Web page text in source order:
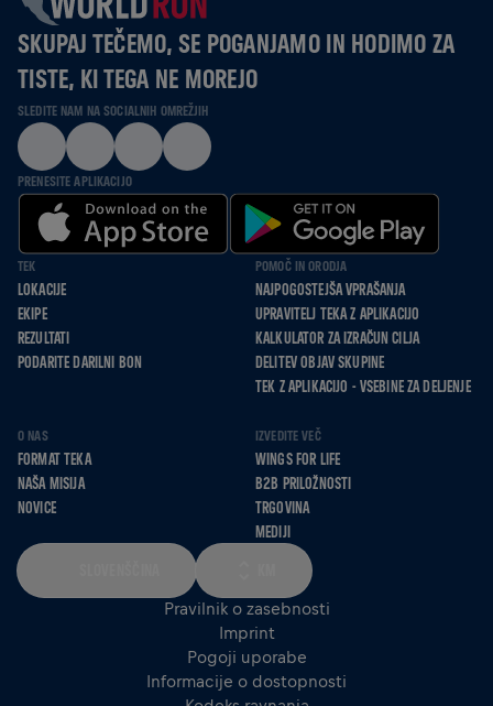
SKUPAJ TEČEMO, SE POGANJAMO IN HODIMO ZA
TISTE, KI TEGA NE MOREJO
SLEDITE NAM NA SOCIALNIH OMREŽJIH
PRENESITE APLIKACIJO
TEK
LOKACIJE
EKIPE
REZULTATI
PODARITE DARILNI BON
POMOČ IN ORODJA
NAJPOGOSTEJŠA VPRAŠANJA
UPRAVITELJ TEKA Z APLIKACIJO
KALKULATOR ZA IZRAČUN CILJA
DELITEV OBJAV SKUPINE
TEK Z APLIKACIJO - VSEBINE ZA DELJENJE
O NAS
FORMAT TEKA
NAŠA MISIJA
NOVICE
IZVEDITE VEČ
WINGS FOR LIFE
B2B PRILOŽNOSTI
TRGOVINA
MEDIJI
Pravilnik o zasebnosti
Imprint
Pogoji uporabe
Informacije o dostopnosti